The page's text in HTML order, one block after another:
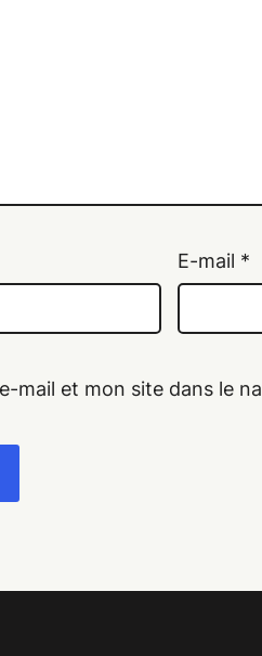
E-mail *
mail et mon site dans le